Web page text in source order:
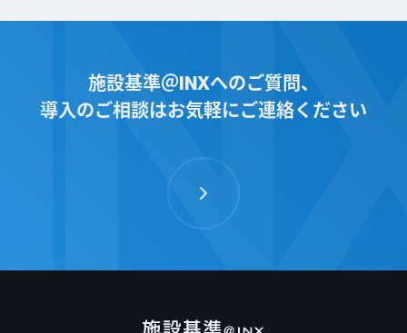
03 疑義解釈検索
ベンチマーク機能で抽出した施設基
施設基準＠INXへのご質問、
導入のご相談はお気軽にご連絡ください